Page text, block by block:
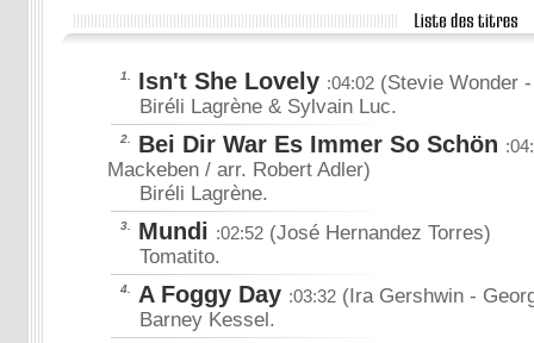
1. Isn't She Lovely :04:02 (Stevie Wonder
Biréli Lagrène & Sylvain Luc.
2. Bei Dir War Es Immer So Schön
Mackeben / arr. Robert Adler)
Biréli Lagrène.
3. Mundi :02:52 (José Hernandez Torres)
Tomatito.
4. A Foggy Day :03:32 (Ira Gershwin -
Barney Kessel.